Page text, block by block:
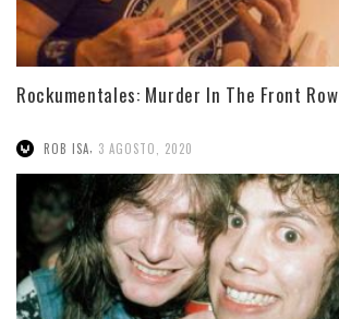
Rockumentales: Murder In The Front Row
ROB ISA 3 AGOSTO, 2020